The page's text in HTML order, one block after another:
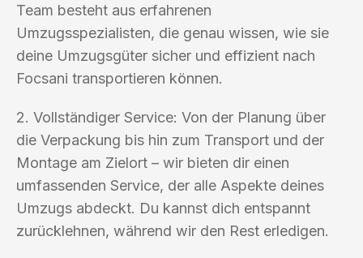
Team besteht aus erfahrenen
Umzugsspezialisten, die genau wissen, wie sie
deine Umzugsgüter sicher und effizient nach
Focsani transportieren können.
2. Vollständiger Service: Von der Planung über
die Verpackung bis hin zum Transport und der
Montage am Zielort – wir bieten dir einen
umfassenden Service, der alle Aspekte deines
Umzugs abdeckt. Du kannst dich entspannt
zurücklehnen, während wir den Rest erledigen.